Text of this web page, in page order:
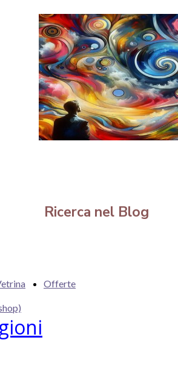
Ricerca nel Blog
Offerte